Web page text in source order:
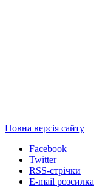
Повна версія сайту
Facebook
Twitter
RSS-стрічки
E-mail розсилка